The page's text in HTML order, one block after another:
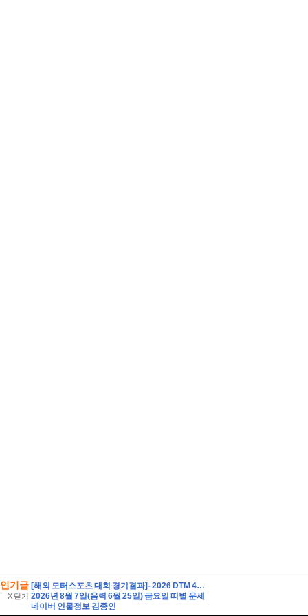
인기글
X 닫기
[해외 모터스포츠 대회 경기결과]- 2026 DTM 4라운드
2026년 8월 7일(음력 6월 25일) 금요일 띠별 운세
네이버 인물정보 김종인